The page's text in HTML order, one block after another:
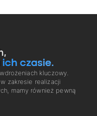
ich czasie.
kluczowy.
zakresie realizacji
mamy również pewną